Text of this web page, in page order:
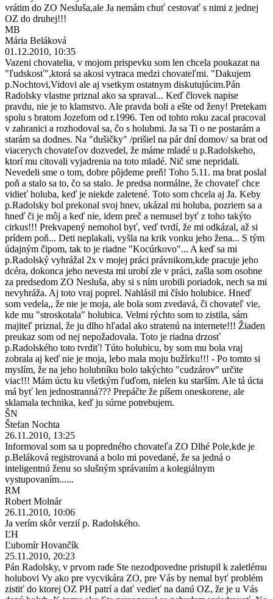
vrátim do ZO Nesluša,ale Ja nemám chuť cestovať s nimi z jednej
OZ do druhej!!!
MB
Mária Beláková
01.12.2010, 10:35
Vazeni chovatelia, v mojom prispevku som len chcela poukazat na
"ľudskosť",ktorá sa akosi vytraca medzi chovateľmi. "Dakujem
p.Nochtovi,Vidovi ale aj vsetkym ostatnym diskutujúcim.Pán
Radolsky vlastne priznal ako sa spraval... Keď človek napise
pravdu, nie je to klamstvo. Ale pravda boli a ešte od ženy! Pretekam
spolu s bratom Jozefom od r.1996. Ten od tohto roku zacal pracoval
v zahranici a rozhodoval sa, čo s holubmi. Ja sa Ti o ne postarám a
starám sa dodnes. Na "dušičky" /prišiel na pár dní domov/ sa brat od
viacerych chovateľov dozvedel, že máme mladé u p.Radolskeho,
ktorí mu citovali vyjadrenia na toto mladé. Nič sme nepridali.
Nevedeli sme o tom, dobre pôjdeme preň! Toho 5.11. ma brat poslal
poň a stalo sa to, čo sa stalo. Je predsa normálne, že chovateľ chce
vidieť holuba, keď je niekde zaletené. Toto som chcela aj Ja. Keby
p.Radolsky bol prekonal svoj hnev, ukázal mi holuba, pozriem sa a
hneď či je môj a keď nie, idem preč a nemusel byť z toho takýto
cirkus!!! Prekvapený nemohol byť, veď tvrdí, že mi odkázal, až si
prídem poň... Deti neplakali, vyšla na krik vonku jeho žena... S tým
údajným čipom, tak to je riadne "Kocúrkovo"... A keď sa mi
p.Radolský vyhrážal 2x v mojej práci právnikom,kde pracuje jeho
dcéra, dokonca jeho nevesta mi urobí zle v práci, zašla som osobne
za predsedom ZO Nesluša, aby si s ním urobili poriadok, nech sa mi
nevyhráža. Aj toto vraj poprel. Nahlásil mi číslo holubice. Hneď
som vedela,, že nie je moja, ale bola som zvedavá, či chovateľ vie,
kde mu "stroskotala" holubica. Velmi rýchto som to zistila, sám
majiteľ priznal, že ju dlho hľadal ako stratenú na internete!!! Žiaden
preukaz som od nej nepožadovala. Toto je riadna drzosť
p.Radolského toto tvrdiť! Túto holubicu, by som mu bola vraj
zobrala aj keď nie je moja, lebo mala moju bužírku!!! - Po tomto si
myslím, že na jeho holubníku bolo takýchto "cudzárov" určite
viac!!! Mám úctu ku všetkým ľuďom, nielen ku starším. Ale tá úcta
má byť len jednostranná??? Prepáčte že píšem oneskorene, ale
sklamala technika, keď ju súrne potrebujem.
ŠN
Štefan Nochta
26.11.2010, 13:25
Informoval som sa u popredného chovateľa ZO Dlhé Pole,kde je
p.Beláková registrovaná a bolo mi povedané, že sa jedná o
inteligentnú ženu so slušným správaním a kolegiálnym
vystupovaním......
RM
Robert Molnár
26.11.2010, 10:06
Ja verím skôr verzií p. Radolského.
ĽH
Ľubomír Hovančík
25.11.2010, 20:23
Pán Radolsky, v prvom rade Ste nezodpovedne pristupil k zaletlému
holubovi Vy ako pre vycvikára ZO, pre Vás by nemal byť problém
zistiť do ktorej OZ PH patrí a dať vedieť na danú OZ, že je u Vás